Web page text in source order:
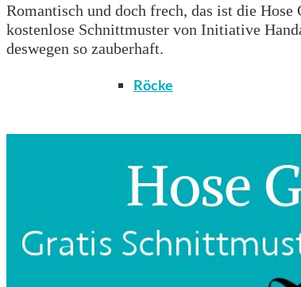
Röcke
T-Shirts & Tops
Romantisch und doch frech, das ist die
kostenlose Schnittmuster von Initiative
deswegen so zauberhaft.